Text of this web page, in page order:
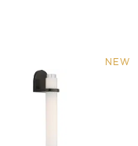
NEW